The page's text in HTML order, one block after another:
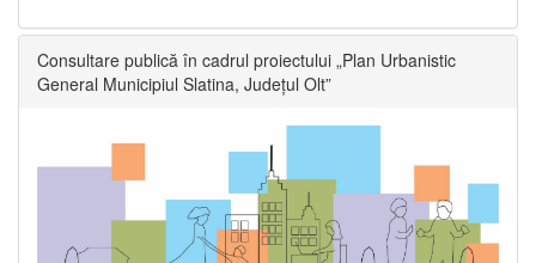
Consultare publică în cadrul proiectului „Plan Urbanistic
General Municipiul Slatina, Județul Olt”